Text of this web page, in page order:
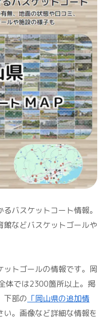
バスケットコート情報。
などバスケットゴールや
トゴールの情報です。岡
体では2300箇所以上。掲
下部の 「岡山県の追加情
。画像など詳細な情報を